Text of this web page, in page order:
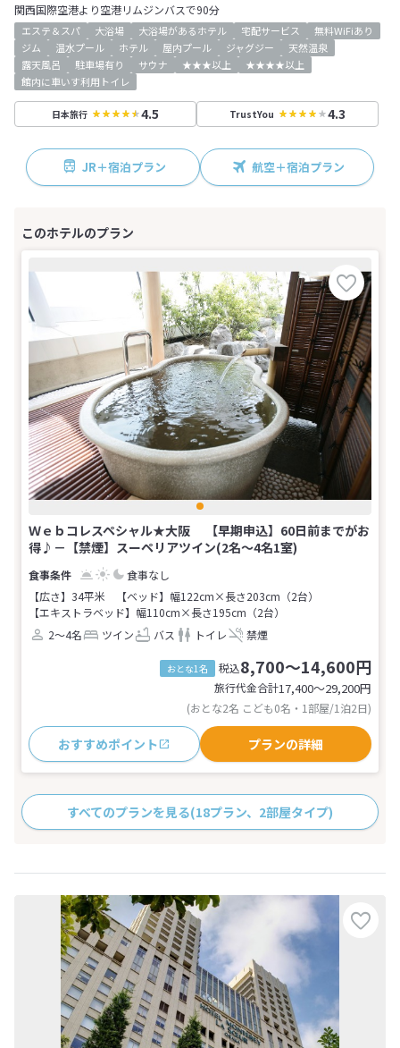
関西国際空港より空港リムジンバスで90分
エステ＆スパ 大浴場 大浴場があるホテル 宅配サービス
無料WiFiあり
ジム
温水プール ホテル 屋内プール ジャグジー
天然温泉
露天風呂
駐車場有り サウナ ★★★以上
★★★★以上
館内に車いす利用トイレ
日本旅行 4.5 TrustYou 4.3
JR＋宿泊プラン 航空＋宿泊プラン
Ｗｅｂコレスペシャル★大阪 【早期申込】60日前までがお
得♪－【禁煙】スーペリアツイン(2名～4名1室)
食事なし
【広さ】34平米
【ベッド】幅122cm×長さ203cm（2台）
【エキストラベッド】幅110cm×長さ195cm（2台）
2～4名
ツイン バス トイレ 禁煙
おとな1名 税込8,700～14,600円
旅行代金合計17,400〜29,200円
(おとな2名 こども0名・1部屋/1泊2日)
おすすめポイント プランの詳細
すべてのプランを見る(18プラン、2部屋タイプ)